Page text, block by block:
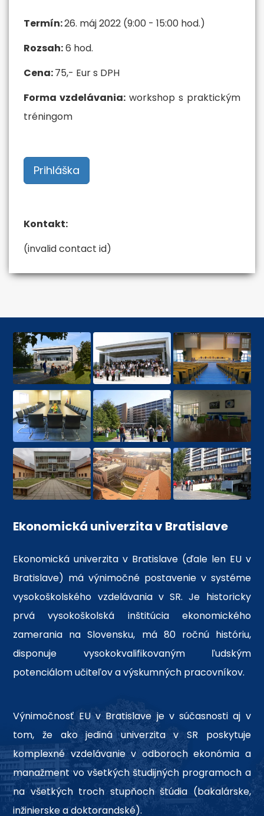
Termín:26. máj 2022 (9:00 - 15:00 hod.)
Rozsah:6 hod.
Cena:75,- Eur s DPH
Forma vzdelávania: workshop s praktickým
tréningom
Prihláška
Kontakt:
(invalid contact id)
Ekonomická univerzita v Bratislave
Ekonomická univerzita v Bratislave (ďale len EU v
Bratislave) má výnimočné postavenie v systéme
vysokoškolského vzdelávania v SR. Je historicky
prvá vysokoškolská inštitúcia ekonomického
zamerania na Slovensku, má 80 ročnú históriu,
disponuje vysokokvalifikovaným ľudským
potenciálom učiteľov a výskumných pracovníkov.
Výnimočnosť EU v Bratislave je v súčasnosti aj v
tom, že ako jediná univerzita v SR poskytuje
komplexné vzdelávanie v odboroch ekonómia a
manažment vo všetkých študijných programoch a
na všetkých troch stupňoch štúdia (bakalárske,
inžinierske a doktorandské).